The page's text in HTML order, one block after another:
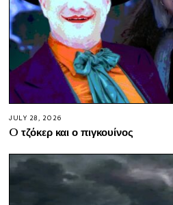
JULY 28, 2026
O τζόκερ και ο πιγκουίνος